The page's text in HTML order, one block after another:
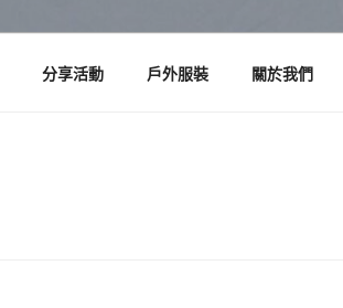
分享活動 戶外服裝 關於我們